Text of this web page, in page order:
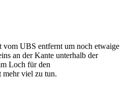
vom UBS entfernt um noch etwaige
an der Kante unterhalb der
Loch für den
mehr viel zu tun.